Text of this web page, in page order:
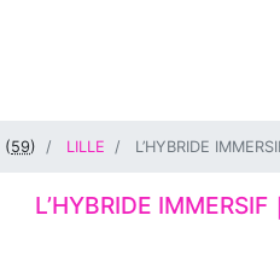
(59) LILLE L’HYBRIDE
L’HYBRIDE